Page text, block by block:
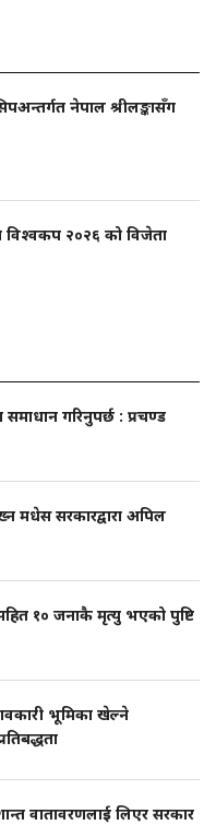
नेपाल श्रीलङ्कासँग
विश्वकप २०२६ को विजेता
गरिनुपर्छ : प्रचण्ड
मधेस सरकारद्वारा अपिल
१० जनाकै मृत्यु भएको पुष्टि
भूमिका खेल्ने
वातावरणलाई लिएर सरकार